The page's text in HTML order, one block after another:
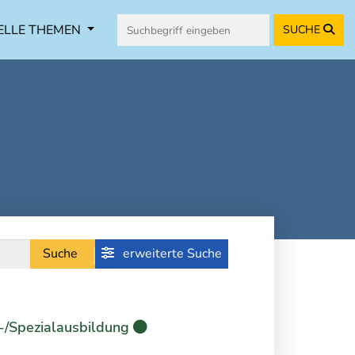
THEMEN SUCHE
Suche erweiterte Suche
Spezialausbildung